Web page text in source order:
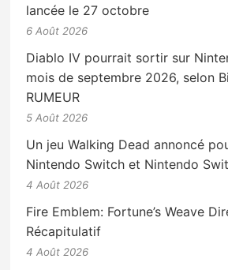
lancée le 27 octobre
6 Août 2026
Diablo IV pourrait sortir sur
mois de septembre 2026, selon
RUMEUR
5 Août 2026
Un jeu Walking Dead annoncé
Nintendo Switch et Nintendo
4 Août 2026
Fire Emblem: Fortune’s Weave
Récapitulatif
4 Août 2026